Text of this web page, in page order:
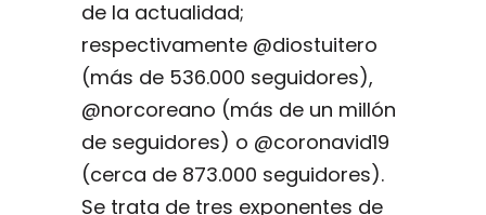
de la actualidad;
respectivamente @diostuitero
(más de 536.000 seguidores),
@norcoreano (más de un millón
de seguidores) o @coronavid19
(cerca de 873.000 seguidores).
Se trata de tres exponentes de